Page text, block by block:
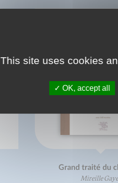
Grand traité du
Mireille
This site uses cookies
OK, accept all